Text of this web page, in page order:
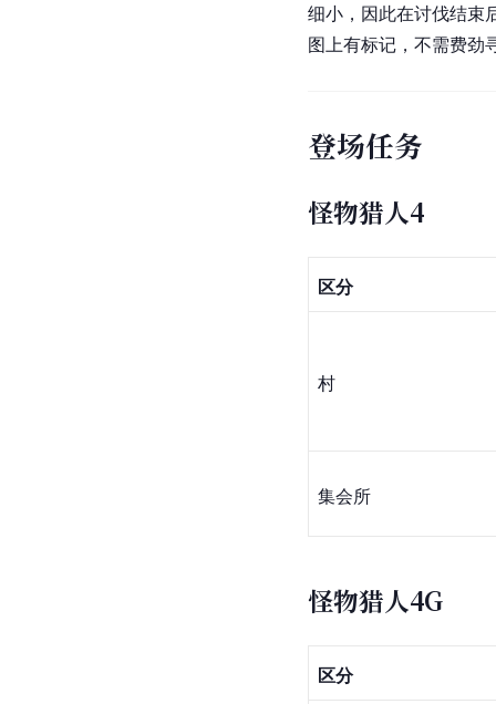
细小，因此在讨伐结束
图上有标记，不需费劲
登场任务
怪物猎人4
区分
村
集会所
怪物猎人4G
区分